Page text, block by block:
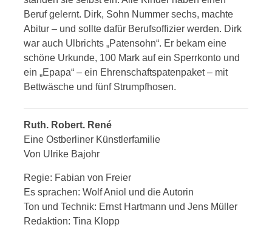
Beruf gelernt. Dirk, Sohn Nummer sechs, machte
Abitur – und sollte dafür Berufsoffizier werden. Dirk
war auch Ulbrichts „Patensohn“. Er bekam eine
schöne Urkunde, 100 Mark auf ein Sperrkonto und
ein „Epapa“ – ein Ehrenschaftspatenpaket – mit
Bettwäsche und fünf Strumpfhosen.
Ruth. Robert. René
Eine Ostberliner Künstlerfamilie
Von Ulrike Bajohr
Regie: Fabian von Freier
Es sprachen: Wolf Aniol und die Autorin
Ton und Technik: Ernst Hartmann und Jens Müller
Redaktion: Tina Klopp